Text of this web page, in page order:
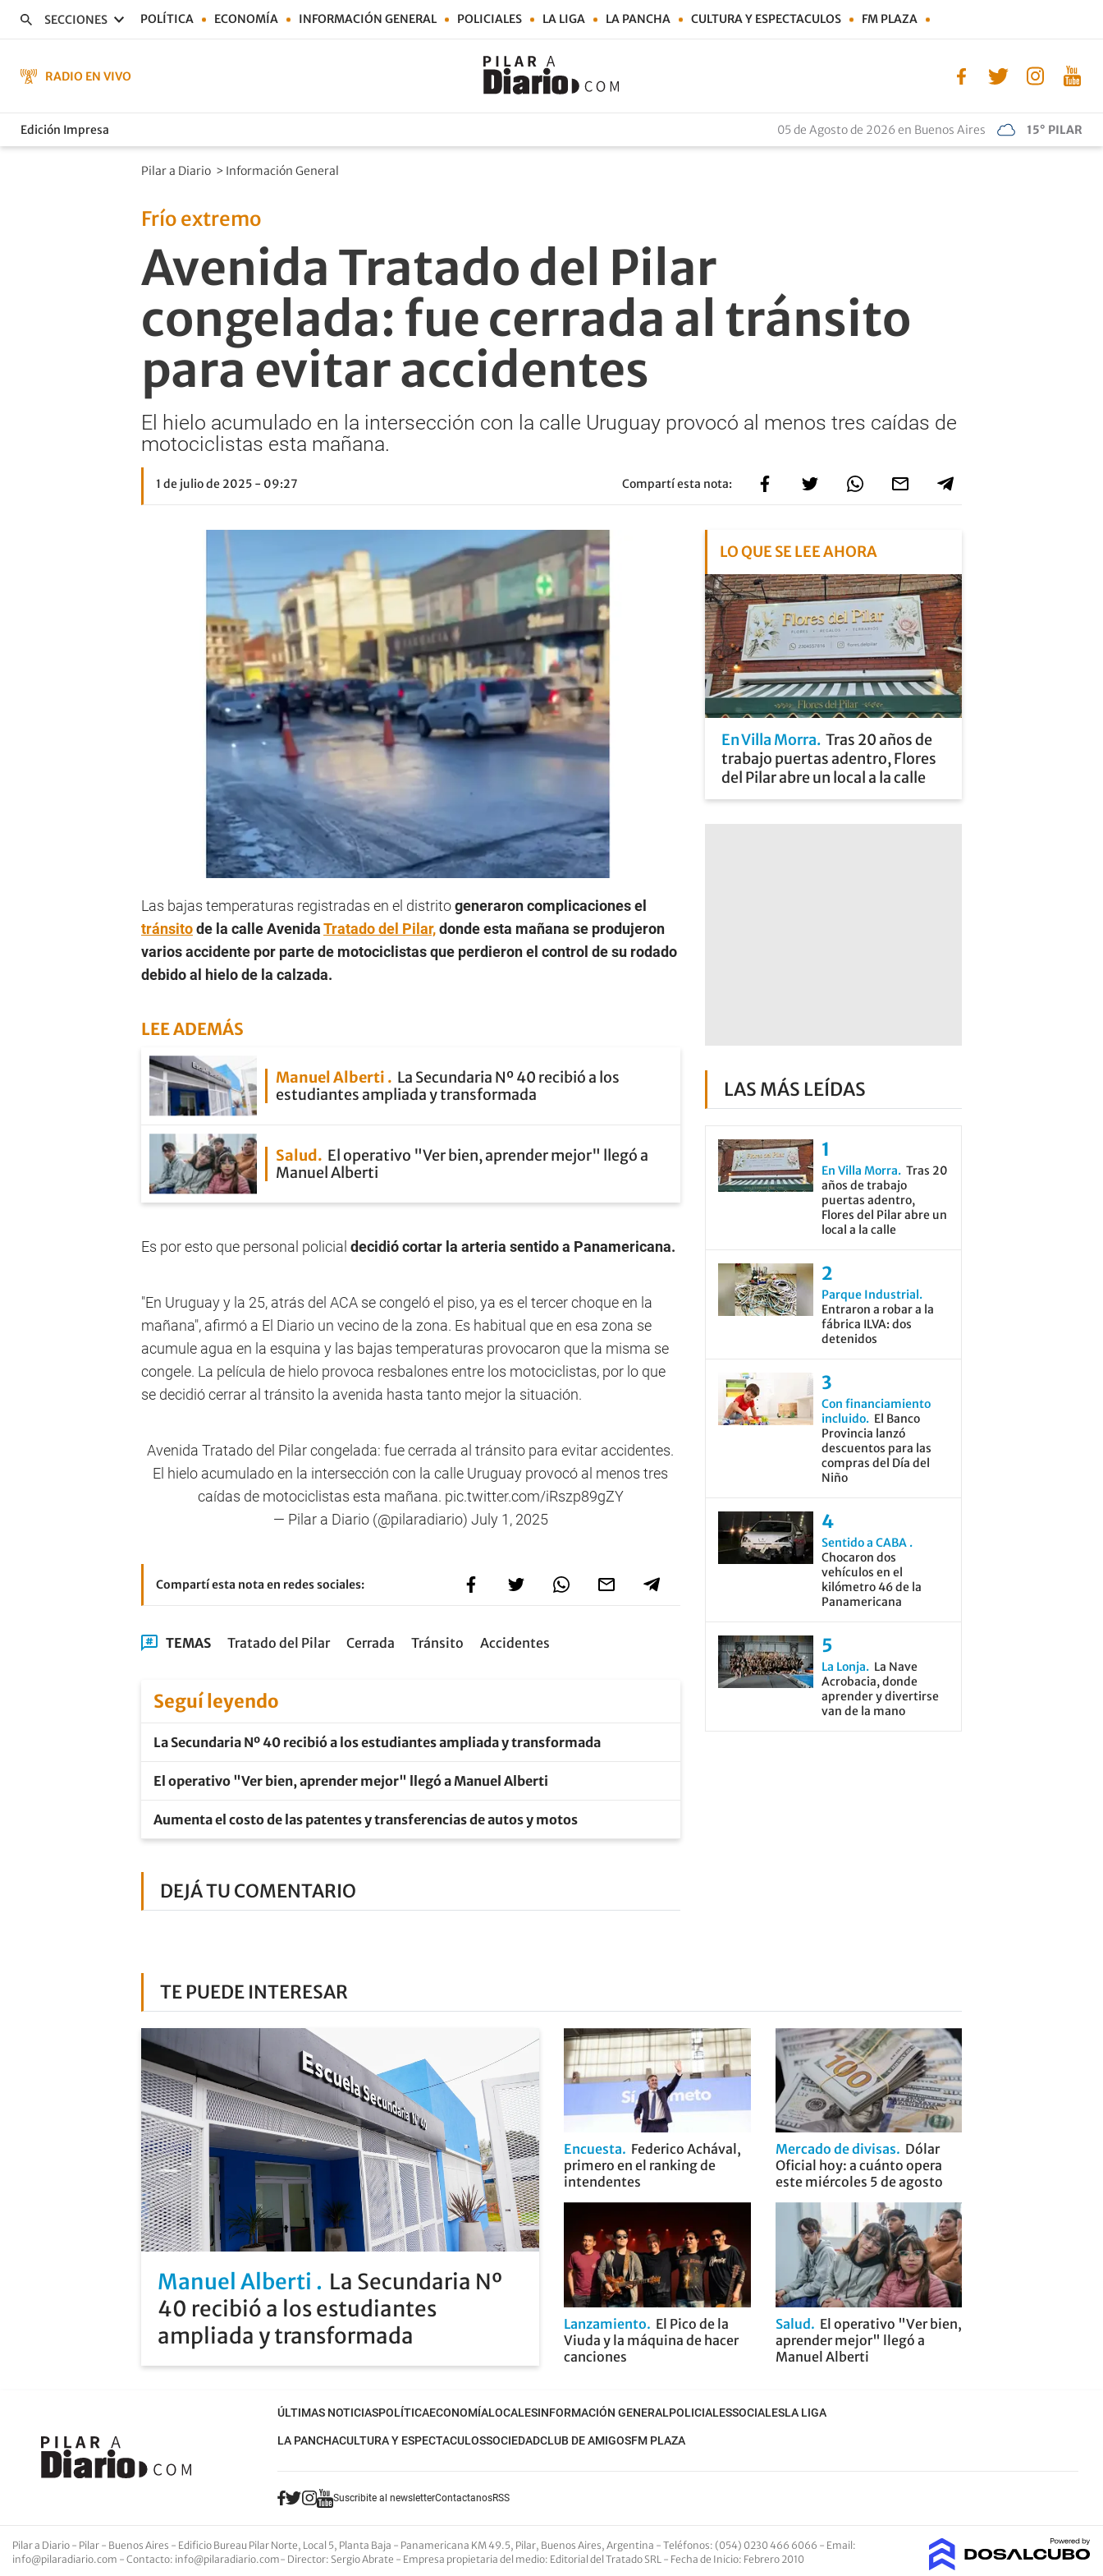
SECCIONES POLÍTICA ECONOMÍA INFORMACIÓN GENERAL POLICIALES LA LIGA LA PANCHA CULTURA Y ESPECTACULOS FM PLAZA
RADIO EN VIVO
Edición Impresa 05 de Agosto de 2026 en Buenos Aires 15° PILAR
Pilar a Diario > Información General
Frío extremo
Avenida Tratado del Pilar
congelada: fue cerrada al tránsito
para evitar accidentes
El hielo acumulado en la intersección con la calle Uruguay provocó al menos tres caídas de
motociclistas esta mañana.
1 de julio de 2025 - 09:27 Compartí esta nota:
Las bajas temperaturas registradas en el distritogeneraron complicaciones el
tránsitode la calle AvenidaTratado del Pilar,donde esta mañana se produjeron
varios accidente por parte de motociclistas que perdieron el control de su rodado
debido al hielo de la calzada.
LEE ADEMÁS
Manuel Alberti
La Secundaria Nº 40 recibió a los
estudiantes ampliada y transformada
Salud
El operativo "Ver bien, aprender mejor" llegó a
Manuel Alberti
Es por esto que personal policial decidió cortar la arteria sentido a Panamericana.
"En Uruguay y la 25, atrás del ACA se congeló el piso, ya es el tercer choque en la
mañana", afirmó a El Diario un vecino de la zona. Es habitual que en esa zona se
acumule agua en la esquina y las bajas temperaturas provocaron que la misma se
congele. La película de hielo provoca resbalones entre los motociclistas, por lo que
se decidió cerrar al tránsito la avenida hasta tanto mejor la situación.
Avenida Tratado del Pilar congelada: fue cerrada al tránsito para evitar accidentes.
El hielo acumulado en la intersección con la calle Uruguay provocó al menos tres
caídas de motociclistas esta mañana. pic.twitter.com/iRszp89gZY
— Pilar a Diario (@pilaradiario) July 1, 2025
Compartí esta nota en redes sociales:
TEMAS Tratado del Pilar Cerrada Tránsito Accidentes
Seguí leyendo
La Secundaria Nº 40 recibió a los estudiantes ampliada y transformada
El operativo "Ver bien, aprender mejor" llegó a Manuel Alberti
Aumenta el costo de las patentes y transferencias de autos y motos
DEJÁ TU COMENTARIO
LO QUE SE LEE AHORA
En Villa Morra Tras 20 años de
trabajo puertas adentro, Flores
del Pilar abre un local a la calle
LAS MÁS LEÍDAS
En Villa Morra
Tras 20
años de trabajo
puertas adentro,
Flores del Pilar abre un
local a la calle
Parque Industrial
Entraron a robar a la
fábrica ILVA: dos
detenidos
Con financiamiento
incluido
El Banco
Provincia lanzó
descuentos para las
compras del Día del
Niño
Sentido a CABA
Chocaron dos
vehículos en el
kilómetro 46 de la
Panamericana
La Lonja
La Nave
Acrobacia, donde
aprender y divertirse
van de la mano
TE PUEDE INTERESAR
Manuel Alberti
La Secundaria Nº
40 recibió a los estudiantes
ampliada y transformada
Encuesta
Federico Achával,
primero en el ranking de
intendentes
Mercado de divisas
Dólar
Oficial hoy: a cuánto opera
este miércoles 5 de agosto
Lanzamiento
El Pico de la
Viuda y la máquina de hacer
canciones
Salud
El operativo "Ver bien,
aprender mejor" llegó a
Manuel Alberti
ÚLTIMAS NOTICIASPOLÍTICAECONOMÍALOCALESINFORMACIÓN GENERALPOLICIALESSOCIALESLA LIGA
LA PANCHACULTURA Y ESPECTACULOSSOCIEDADCLUB DE AMIGOSFM PLAZA
Suscribite al newsletterContactanosRSS
Pilar a Diario - Pilar - Buenos Aires - Edificio Bureau Pilar Norte, Local 5, Planta Baja - Panamericana KM 49.5, Pilar, Buenos Aires, Argentina - Teléfonos: (054) 0230 466 6066 - Email:
info@pilaradiario.com - Contacto: info@pilaradiario.com- Director: Sergio Abrate - Empresa propietaria del medio: Editorial del Tratado SRL - Fecha de Inicio: Febrero 2010